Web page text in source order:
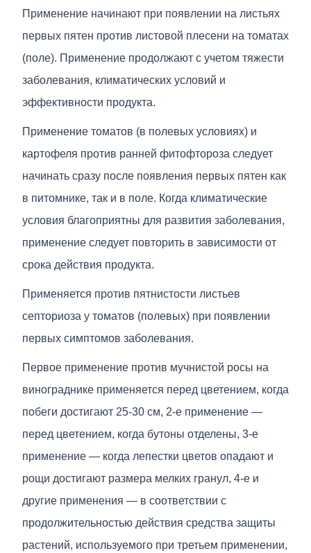
Применение начинают при появлении на листьях
первых пятен против листовой плесени на томатах
(поле). Применение продолжают с учетом тяжести
заболевания, климатических условий и
эффективности продукта.
Применение томатов (в полевых условиях) и
картофеля против ранней фитофтороза следует
начинать сразу после появления первых пятен как
в питомнике, так и в поле. Когда климатические
условия благоприятны для развития заболевания,
применение следует повторить в зависимости от
срока действия продукта.
Применяется против пятнистости листьев
септориоза у томатов (полевых) при появлении
первых симптомов заболевания.
Первое применение против мучнистой росы на
винограднике применяется перед цветением, когда
побеги достигают 25-30 см, 2-е применение —
перед цветением, когда бутоны отделены, 3-е
применение — когда лепестки цветов опадают и
рощи достигают размера мелких гранул, 4-е и
другие применения — в соответствии с
продолжительностью действия средства защиты
растений, используемого при третьем применении,